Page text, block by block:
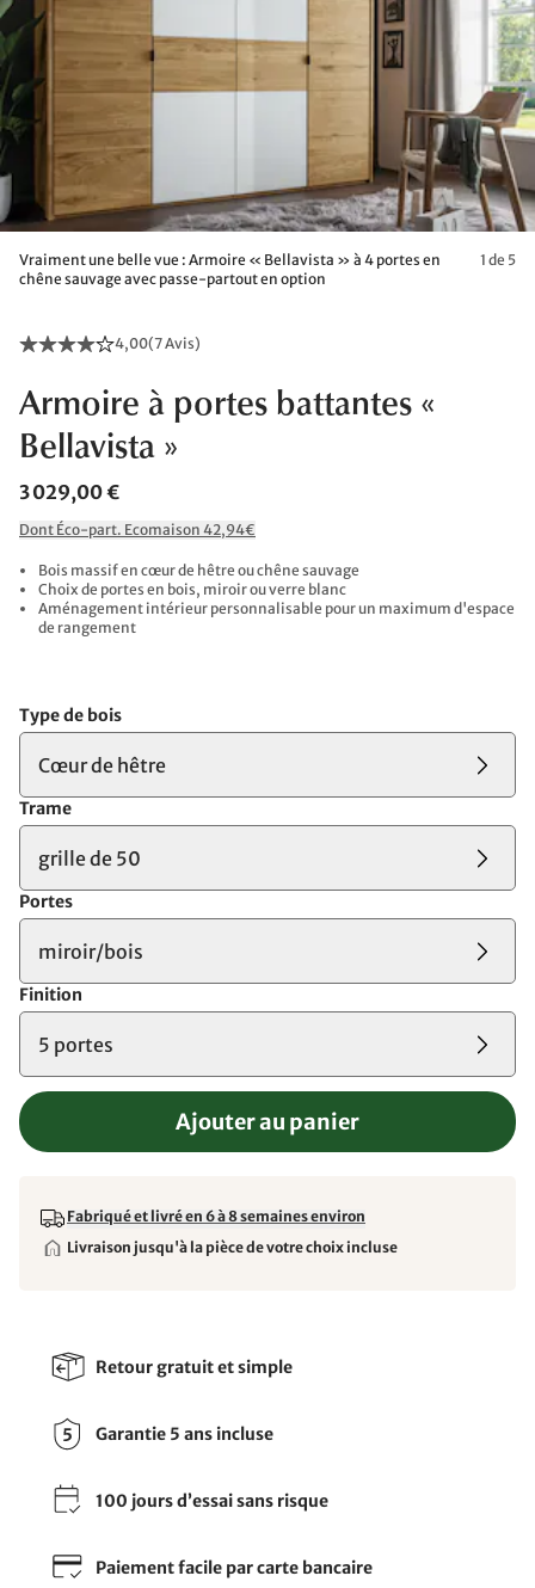
Vraiment une belle vue : Armoire « Bellavista » à 4 portes en
chêne sauvage avec passe-partout en option
1 de 5
4,00(7 Avis)
Armoire à portes battantes «
Bellavista »
3 029,00 €
Dont Éco-part. Ecomaison 42,94€
Bois massif en cœur de hêtre ou chêne sauvage
Choix de portes en bois, miroir ou verre blanc
Aménagement intérieur personnalisable pour un maximum d'espace
de rangement
Type de bois
Cœur de hêtre
Trame
grille de 50
Portes
miroir/bois
Finition
5 portes
Ajouter au panier
Fabriqué et livré en 6 à 8 semaines environ
Livraison jusqu'à la pièce de votre choix incluse
Retour gratuit et simple
Garantie 5 ans incluse
100 jours d’essai sans risque
Paiement facile par carte bancaire